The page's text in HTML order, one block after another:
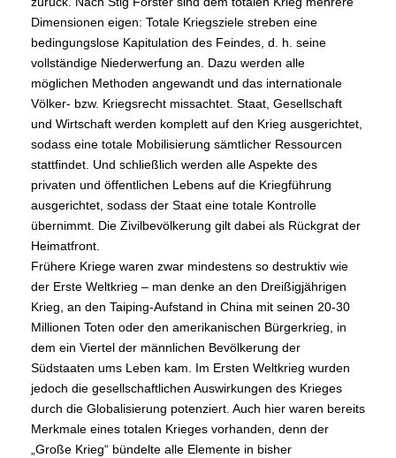
Dimensionen eigen: Totale Kriegsziele streben eine
bedingungslose Kapitulation des Feindes, d. h. seine
vollständige Niederwerfung an. Dazu werden alle
möglichen Methoden angewandt und das internationale
Völker- bzw. Kriegsrecht missachtet. Staat, Gesellschaft
und Wirtschaft werden komplett auf den Krieg ausgerichtet,
sodass eine totale Mobilisierung sämtlicher Ressourcen
stattfindet. Und schließlich werden alle Aspekte des
privaten und öffentlichen Lebens auf die Kriegführung
ausgerichtet, sodass der Staat eine totale Kontrolle
übernimmt. Die Zivilbevölkerung gilt dabei als Rückgrat der
Heimatfront.
Frühere Kriege waren zwar mindestens so destruktiv wie
der Erste Weltkrieg – man denke an den Dreißigjährigen
Krieg, an den Taiping-Aufstand in China mit seinen 20-30
Millionen Toten oder den amerikanischen Bürgerkrieg, in
dem ein Viertel der männlichen Bevölkerung der
Südstaaten ums Leben kam. Im Ersten Weltkrieg wurden
jedoch die gesellschaftlichen Auswirkungen des Krieges
durch die Globalisierung potenziert. Auch hier waren bereits
Merkmale eines totalen Krieges vorhanden, denn der
„Große Krieg“ bündelte alle Elemente in bisher